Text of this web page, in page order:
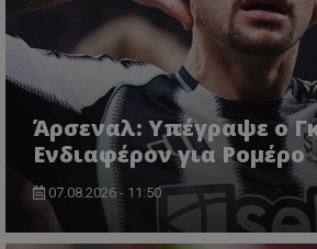
Άρσεναλ: Υπέγραψε ο
Ενδιαφέρον για Ρομέρο
07.08.2026 - 11:50